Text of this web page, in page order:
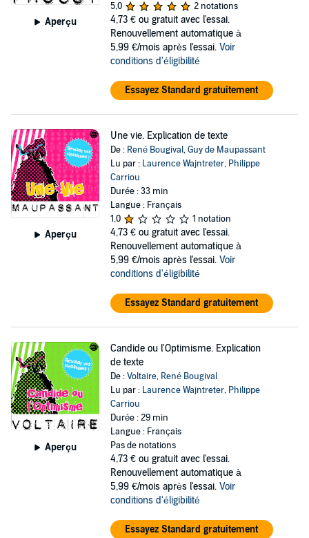
Aperçu
5,0
2 notations
4,73 € ou gratuit avec l'essai.
Renouvellement automatique à
5,99 €/mois après l'essai. Voir
conditions d'éligibilité
Essayez Standard gratuitement
Aperçu
Une vie. Explication de texte
De : René Bougival,Guy de Maupassant
Lu par : Laurence Wajntreter, Philippe
Carriou
Durée : 33 min
Langue : Français
1,0
1 notation
4,73 € ou gratuit avec l'essai.
Renouvellement automatique à
5,99 €/mois après l'essai. Voir
conditions d'éligibilité
Essayez Standard gratuitement
Aperçu
Candide ou l'Optimisme. Explication
de texte
De :Voltaire, René Bougival
Lu par : Laurence Wajntreter, Philippe
Carriou
Durée : 29 min
Langue : Français
Pas de notations
4,73 € ou gratuit avec l'essai.
Renouvellement automatique à
5,99 €/mois après l'essai. Voir
conditions d'éligibilité
Essayez Standard gratuitement